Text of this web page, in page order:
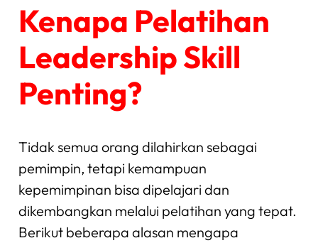
Kenapa Pelatihan
Leadership Skill
Penting?
Tidak semua orang dilahirkan sebagai
pemimpin, tetapi kemampuan
kepemimpinan bisa dipelajari dan
dikembangkan melalui pelatihan yang tepat.
Berikut beberapa alasan mengapa